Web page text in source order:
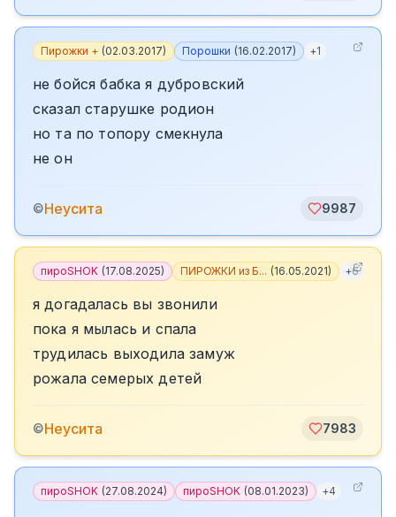
Пирожки + (02.03.2017) Порошки (16.02.2017) +1
не бойся бабка я дубровский
сказал старушке родион
но та по топору смекнула
не он
©Неусита 9987
пироSHOK (17.08.2025) ПИРОЖКИ из Б... (16.05.2021) +6
я догадалась вы звонили
пока я мылась и спала
трудилась выходила замуж
рожала семерых детей
©Неусита 7983
пироSHOK (27.08.2024) пироSHOK (08.01.2023) +4